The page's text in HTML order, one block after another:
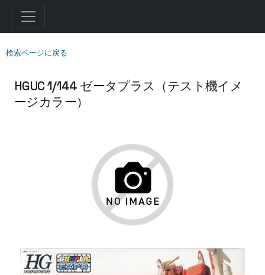
検索ページに戻る
HGUC 1/144 ゼータプラス（テスト機イメ
ージカラー）